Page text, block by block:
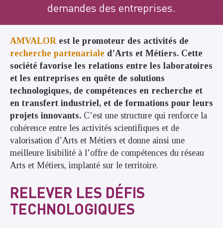
demandes des entreprises.
AMVALOR est le promoteur des activités de
recherche partenariale d’Arts et Métiers. Cette
société favorise les relations entre les laboratoires
et les entreprises en quête de solutions
technologiques, de compétences en recherche et
en transfert industriel, et de formations pour leurs
projets innovants. C’est une structure qui renforce la
cohérence entre les activités scientifiques et de
valorisation d’Arts et Métiers et donne ainsi une
meilleure lisibilité à l’offre de compétences du réseau
Arts et Métiers, implanté sur le territoire.
RELEVER LES DÉFIS
TECHNOLOGIQUES